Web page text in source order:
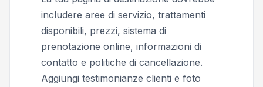
includere aree di servizio, trattamenti
disponibili, prezzi, sistema di
prenotazione online, informazioni di
contatto e politiche di cancellazione.
Aggiungi testimonianze clienti e foto